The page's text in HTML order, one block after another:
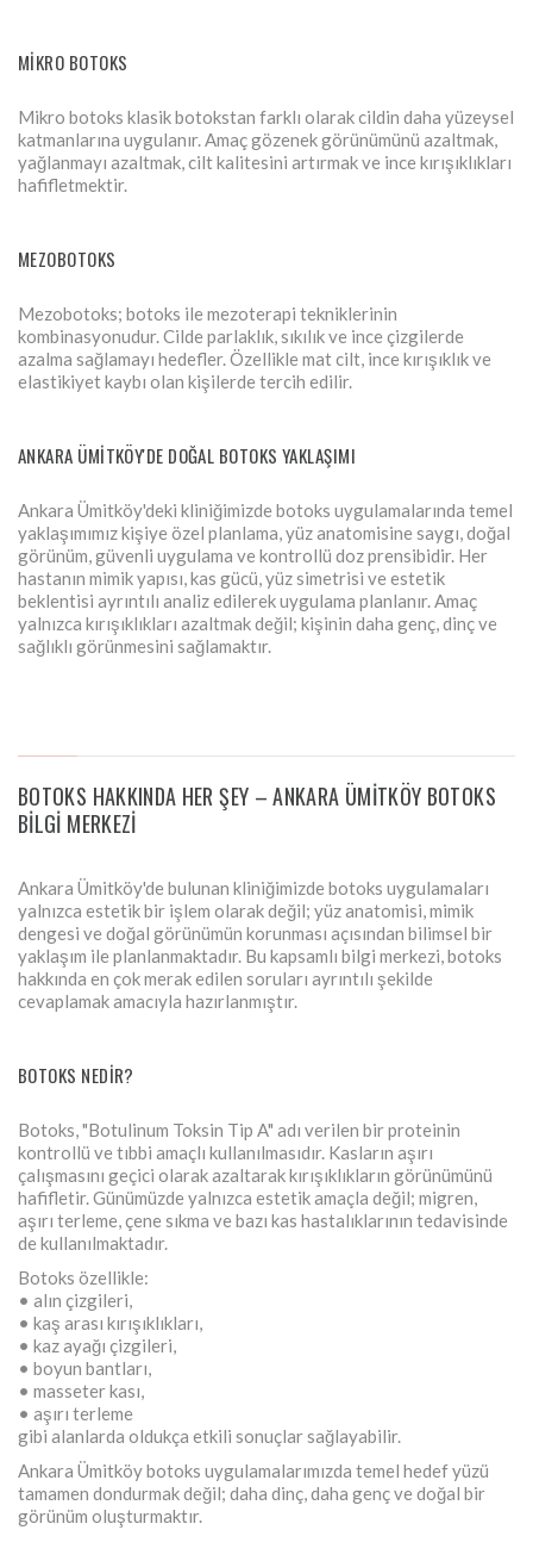
MIKRO BOTOKS
Mikro botoks klasik botokstan farklı olarak cildin daha yüzeysel
katmanlarına uygulanır. Amaç gözenek görünümünü azaltmak,
yağlanmayı azaltmak, cilt kalitesini artırmak ve ince kırışıklıkları
hafifletmektir.
MEZOBOTOKS
Mezobotoks; botoks ile mezoterapi tekniklerinin
kombinasyonudur. Cilde parlaklık, sıkılık ve ince çizgilerde
azalma sağlamayı hedefler. Özellikle mat cilt, ince kırışıklık ve
elastikiyet kaybı olan kişilerde tercih edilir.
ANKARA ÜMITKÖY'DE DOĞAL BOTOKS YAKLAŞIMI
Ankara Ümitköy'deki kliniğimizde botoks uygulamalarında temel
yaklaşımımız kişiye özel planlama, yüz anatomisine saygı, doğal
görünüm, güvenli uygulama ve kontrollü doz prensibidir. Her
hastanın mimik yapısı, kas gücü, yüz simetrisi ve estetik
beklentisi ayrıntılı analiz edilerek uygulama planlanır. Amaç
yalnızca kırışıklıkları azaltmak değil; kişinin daha genç, dinç ve
sağlıklı görünmesini sağlamaktır.
BOTOKS HAKKINDA HER ŞEY – ANKARA ÜMITKÖY BOTOKS
BILGI MERKEZI
Ankara Ümitköy'de bulunan kliniğimizde botoks uygulamaları
yalnızca estetik bir işlem olarak değil; yüz anatomisi, mimik
dengesi ve doğal görünümün korunması açısından bilimsel bir
yaklaşım ile planlanmaktadır. Bu kapsamlı bilgi merkezi, botoks
hakkında en çok merak edilen soruları ayrıntılı şekilde
cevaplamak amacıyla hazırlanmıştır.
BOTOKS NEDIR?
Botoks, "Botulinum Toksin Tip A" adı verilen bir proteinin
kontrollü ve tıbbi amaçlı kullanılmasıdır. Kasların aşırı
çalışmasını geçici olarak azaltarak kırışıklıkların görünümünü
hafifletir. Günümüzde yalnızca estetik amaçla değil; migren,
aşırı terleme, çene sıkma ve bazı kas hastalıklarının tedavisinde
de kullanılmaktadır.
Botoks özellikle:
• alın çizgileri,
• kaş arası kırışıklıkları,
• kaz ayağı çizgileri,
• boyun bantları,
• masseter kası,
• aşırı terleme
gibi alanlarda oldukça etkili sonuçlar sağlayabilir.
Ankara Ümitköy botoks uygulamalarımızda temel hedef yüzü
tamamen dondurmak değil; daha dinç, daha genç ve doğal bir
görünüm oluşturmaktır.